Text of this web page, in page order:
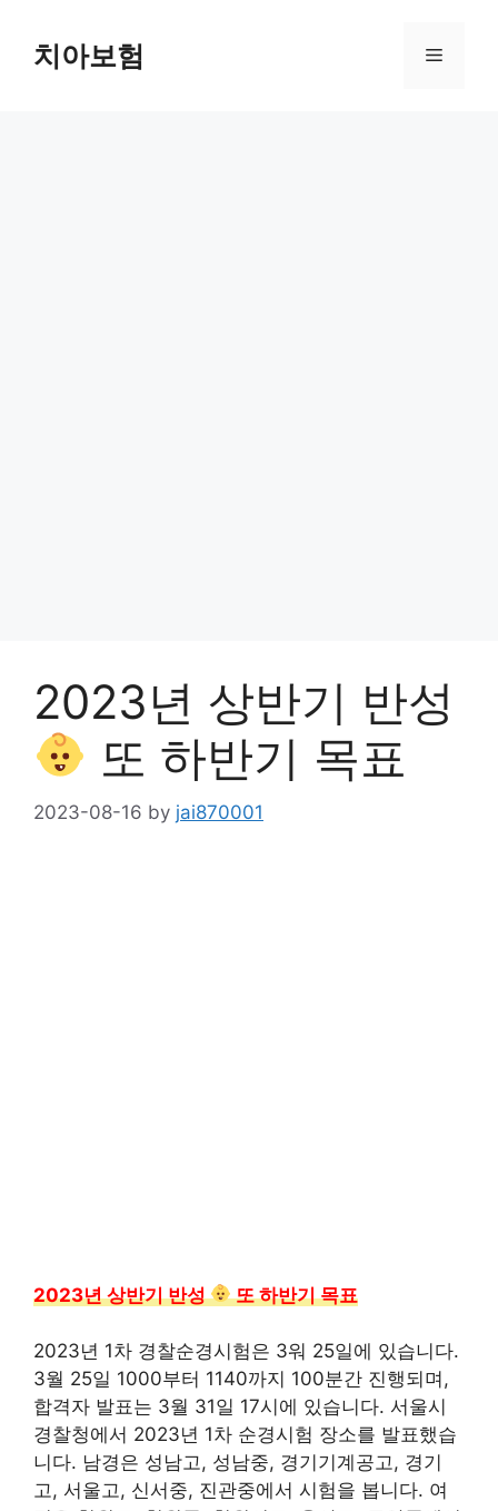
content치아보험 Menu
2023년 상반기 반성
또 하반기 목표
2023-08-16 by jai870001
2023년 상반기 반성 또 하반기 목표
2023년 1차 경찰순경시험은 3워 25일에 있습니다.
3월 25일 1000부터 1140까지 100분간 진행되며,
합격자 발표는 3월 31일 17시에 있습니다. 서울시
경찰청에서 2023년 1차 순경시험 장소를 발표했습
니다. 남경은 성남고, 성남중, 경기기계공고, 경기
고, 서울고, 신서중, 진관중에서 시험을 봅니다. 여